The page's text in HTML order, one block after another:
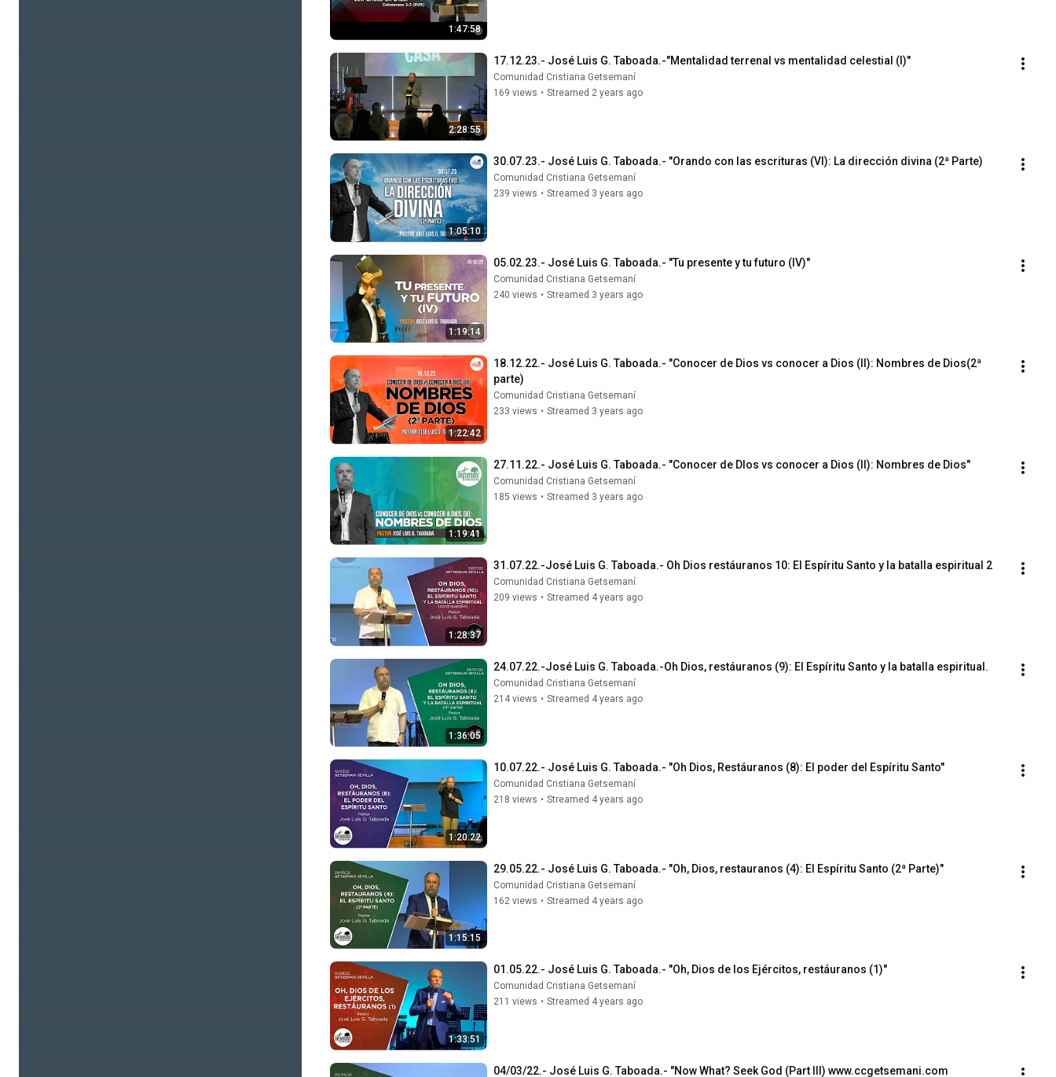
1:47:58
2:28:55
17.12.23.- José Luis G. Taboada.-"Mentalidad terrenal vs mentalidad celestial (I)"
Comunidad Cristiana Getsemaní
169 views • Streamed 2 years ago
1:05:10
30.07.23.- José Luis G. Taboada.- "Orando con las escrituras (VI): La dirección divina (2ª Parte)
Comunidad Cristiana Getsemaní
239 views • Streamed 3 years ago
1:19:14
05.02.23.- José Luis G. Taboada.- "Tu presente y tu futuro (IV)"
Comunidad Cristiana Getsemaní
240 views • Streamed 3 years ago
1:22:42
18.12.22.- José Luis G. Taboada.- "Conocer de Dios vs conocer a Dios (II): Nombres de Dios(2ª
parte)
Comunidad Cristiana Getsemaní
233 views • Streamed 3 years ago
1:19:41
27.11.22.- José Luis G. Taboada.- "Conocer de DIos vs conocer a Dios (II): Nombres de Dios"
Comunidad Cristiana Getsemaní
185 views • Streamed 3 years ago
1:28:37
31.07.22.-José Luis G. Taboada.- Oh Dios restáuranos 10: El Espíritu Santo y la batalla espiritual 2
Comunidad Cristiana Getsemaní
209 views • Streamed 4 years ago
1:36:05
24.07.22.-José Luis G. Taboada.-Oh Dios, restáuranos (9): El Espíritu Santo y la batalla espiritual.
Comunidad Cristiana Getsemaní
214 views • Streamed 4 years ago
1:20:22
10.07.22.- José Luis G. Taboada.- "Oh Dios, Restáuranos (8): El poder del Espíritu Santo"
Comunidad Cristiana Getsemaní
218 views • Streamed 4 years ago
1:15:15
29.05.22.- José Luis G. Taboada.- "Oh, Dios, restauranos (4): El Espíritu Santo (2ª Parte)"
Comunidad Cristiana Getsemaní
162 views • Streamed 4 years ago
1:33:51
01.05.22.- José Luis G. Taboada.- "Oh, Dios de los Ejércitos, restáuranos (1)"
Comunidad Cristiana Getsemaní
211 views • Streamed 4 years ago
04/03/22.- José Luis G. Taboada.- "Now What? Seek God (Part III) www.ccgetsemani.com